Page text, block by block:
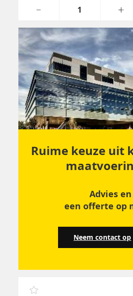
Ruime keuze uit
Advies en
een offerte op
Neem contact op